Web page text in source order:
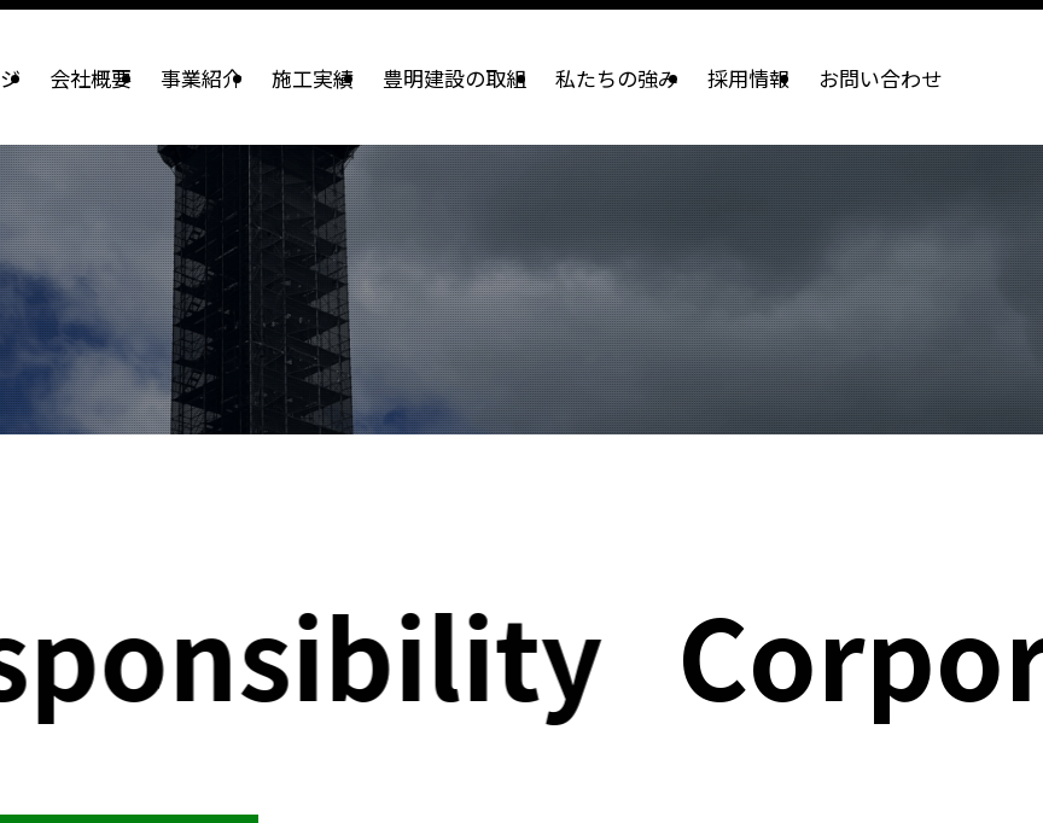
会社概要 事業紹介 施工実績 豊明建設の取組 私たちの強み 採用情報 お問い合わせ